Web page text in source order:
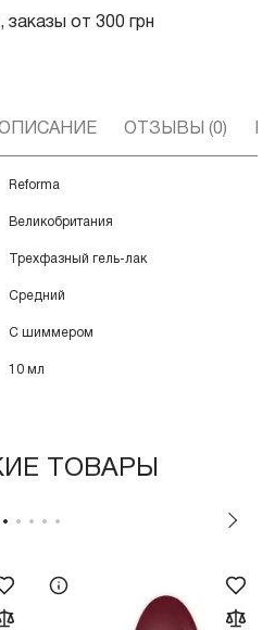
от 300 грн
ОТЗЫВЫ (0)
Reforma
Великобритания
Трехфазный гель-лак
Средний
С шиммером
10 мл
ТОВАРЫ